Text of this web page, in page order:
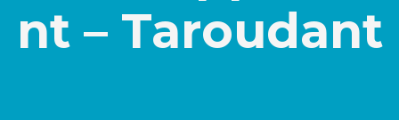
nt – Taroudant